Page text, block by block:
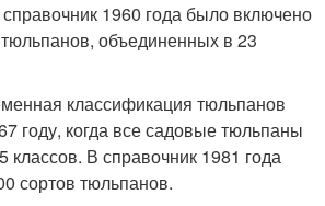
1960 года было включено
объединенных в 23
классификация тюльпанов
году, когда все садовые тюльпаны
классов. В справочник 1981 года
сортов тюльпанов.